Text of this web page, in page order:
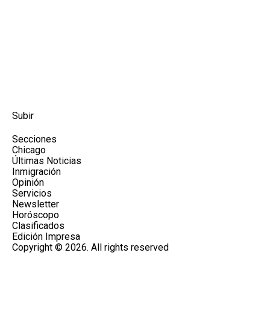
Subir
Secciones
Chicago
Últimas Noticias
Inmigración
Opinión
Servicios
Newsletter
Horóscopo
Clasificados
Edición Impresa
Copyright © 2026. All rights reserved